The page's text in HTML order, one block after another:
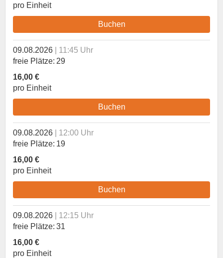
pro Einheit
Buchen
09.08.2026
11:45 Uhr
freie Plätze 29
16,00 €
pro Einheit
Buchen
09.08.2026
12:00 Uhr
freie Plätze 19
16,00 €
pro Einheit
Buchen
09.08.2026
12:15 Uhr
freie Plätze 31
16,00 €
pro Einheit